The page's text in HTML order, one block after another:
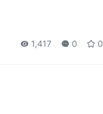
1,417 0 0